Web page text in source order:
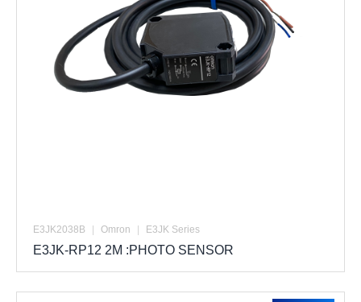
E3JK2038B | Omron | E3JK Series
E3JK-RP12 2M :PHOTO SENSOR